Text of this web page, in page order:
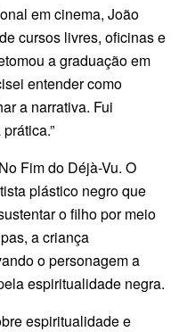
em cinema, João
cursos livres, oficinas e
a graduação em
entender como
a narrativa. Fui
Fim do Déjà-Vu. O
plástico negro que
o filho por meio
a criança
o personagem a
espiritualidade negra.
espiritualidade e